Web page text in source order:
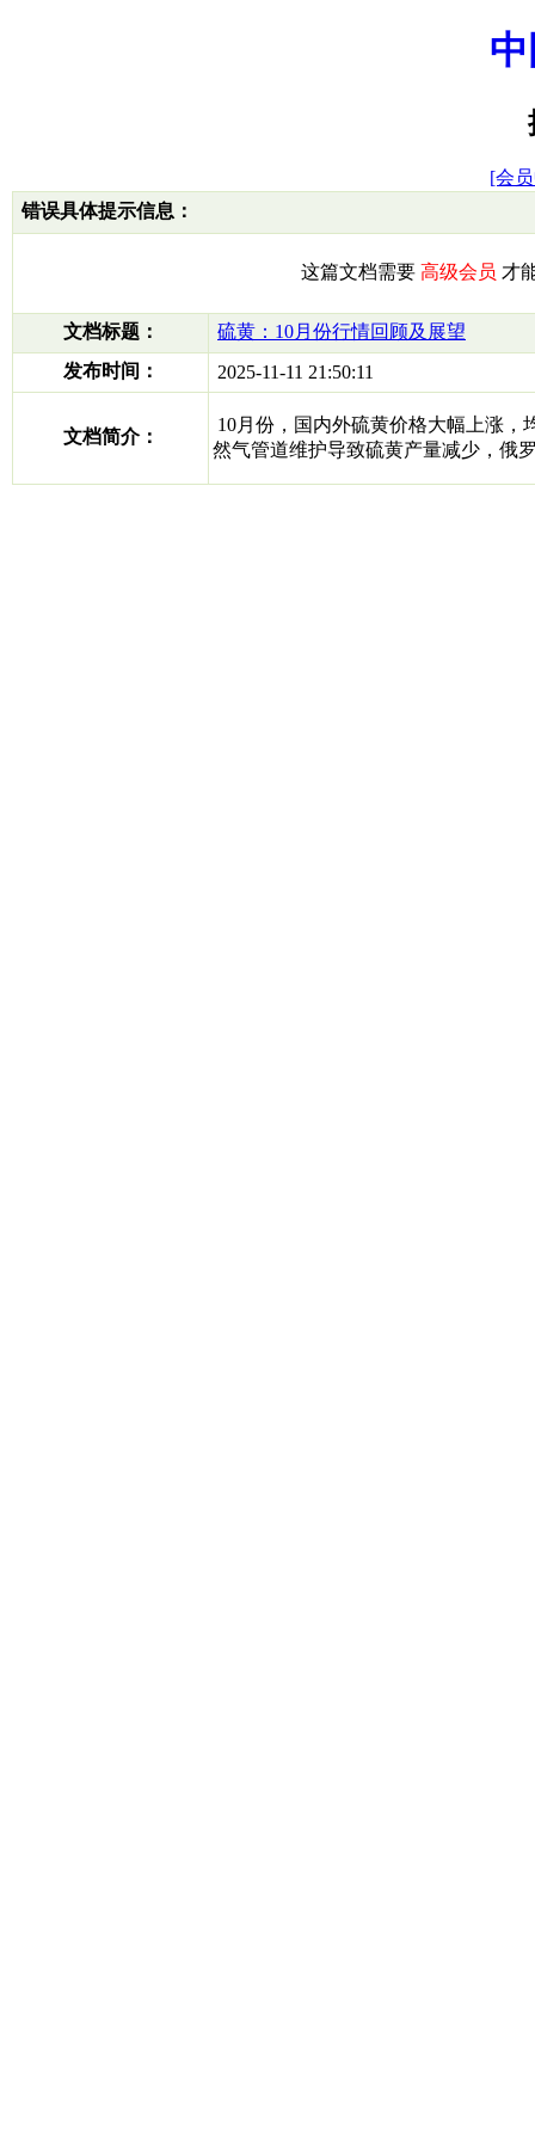
[会
错误具体提示信息：
这篇文档需要 高级会员 才
文档标题：
硫黄：10月份行情回顾及展望
发布时间：
2025-11-11 21:50:11
文档简介：
10月份，国内外硫黄价格大幅上涨
然气管道维护导致硫黄产量减少，俄